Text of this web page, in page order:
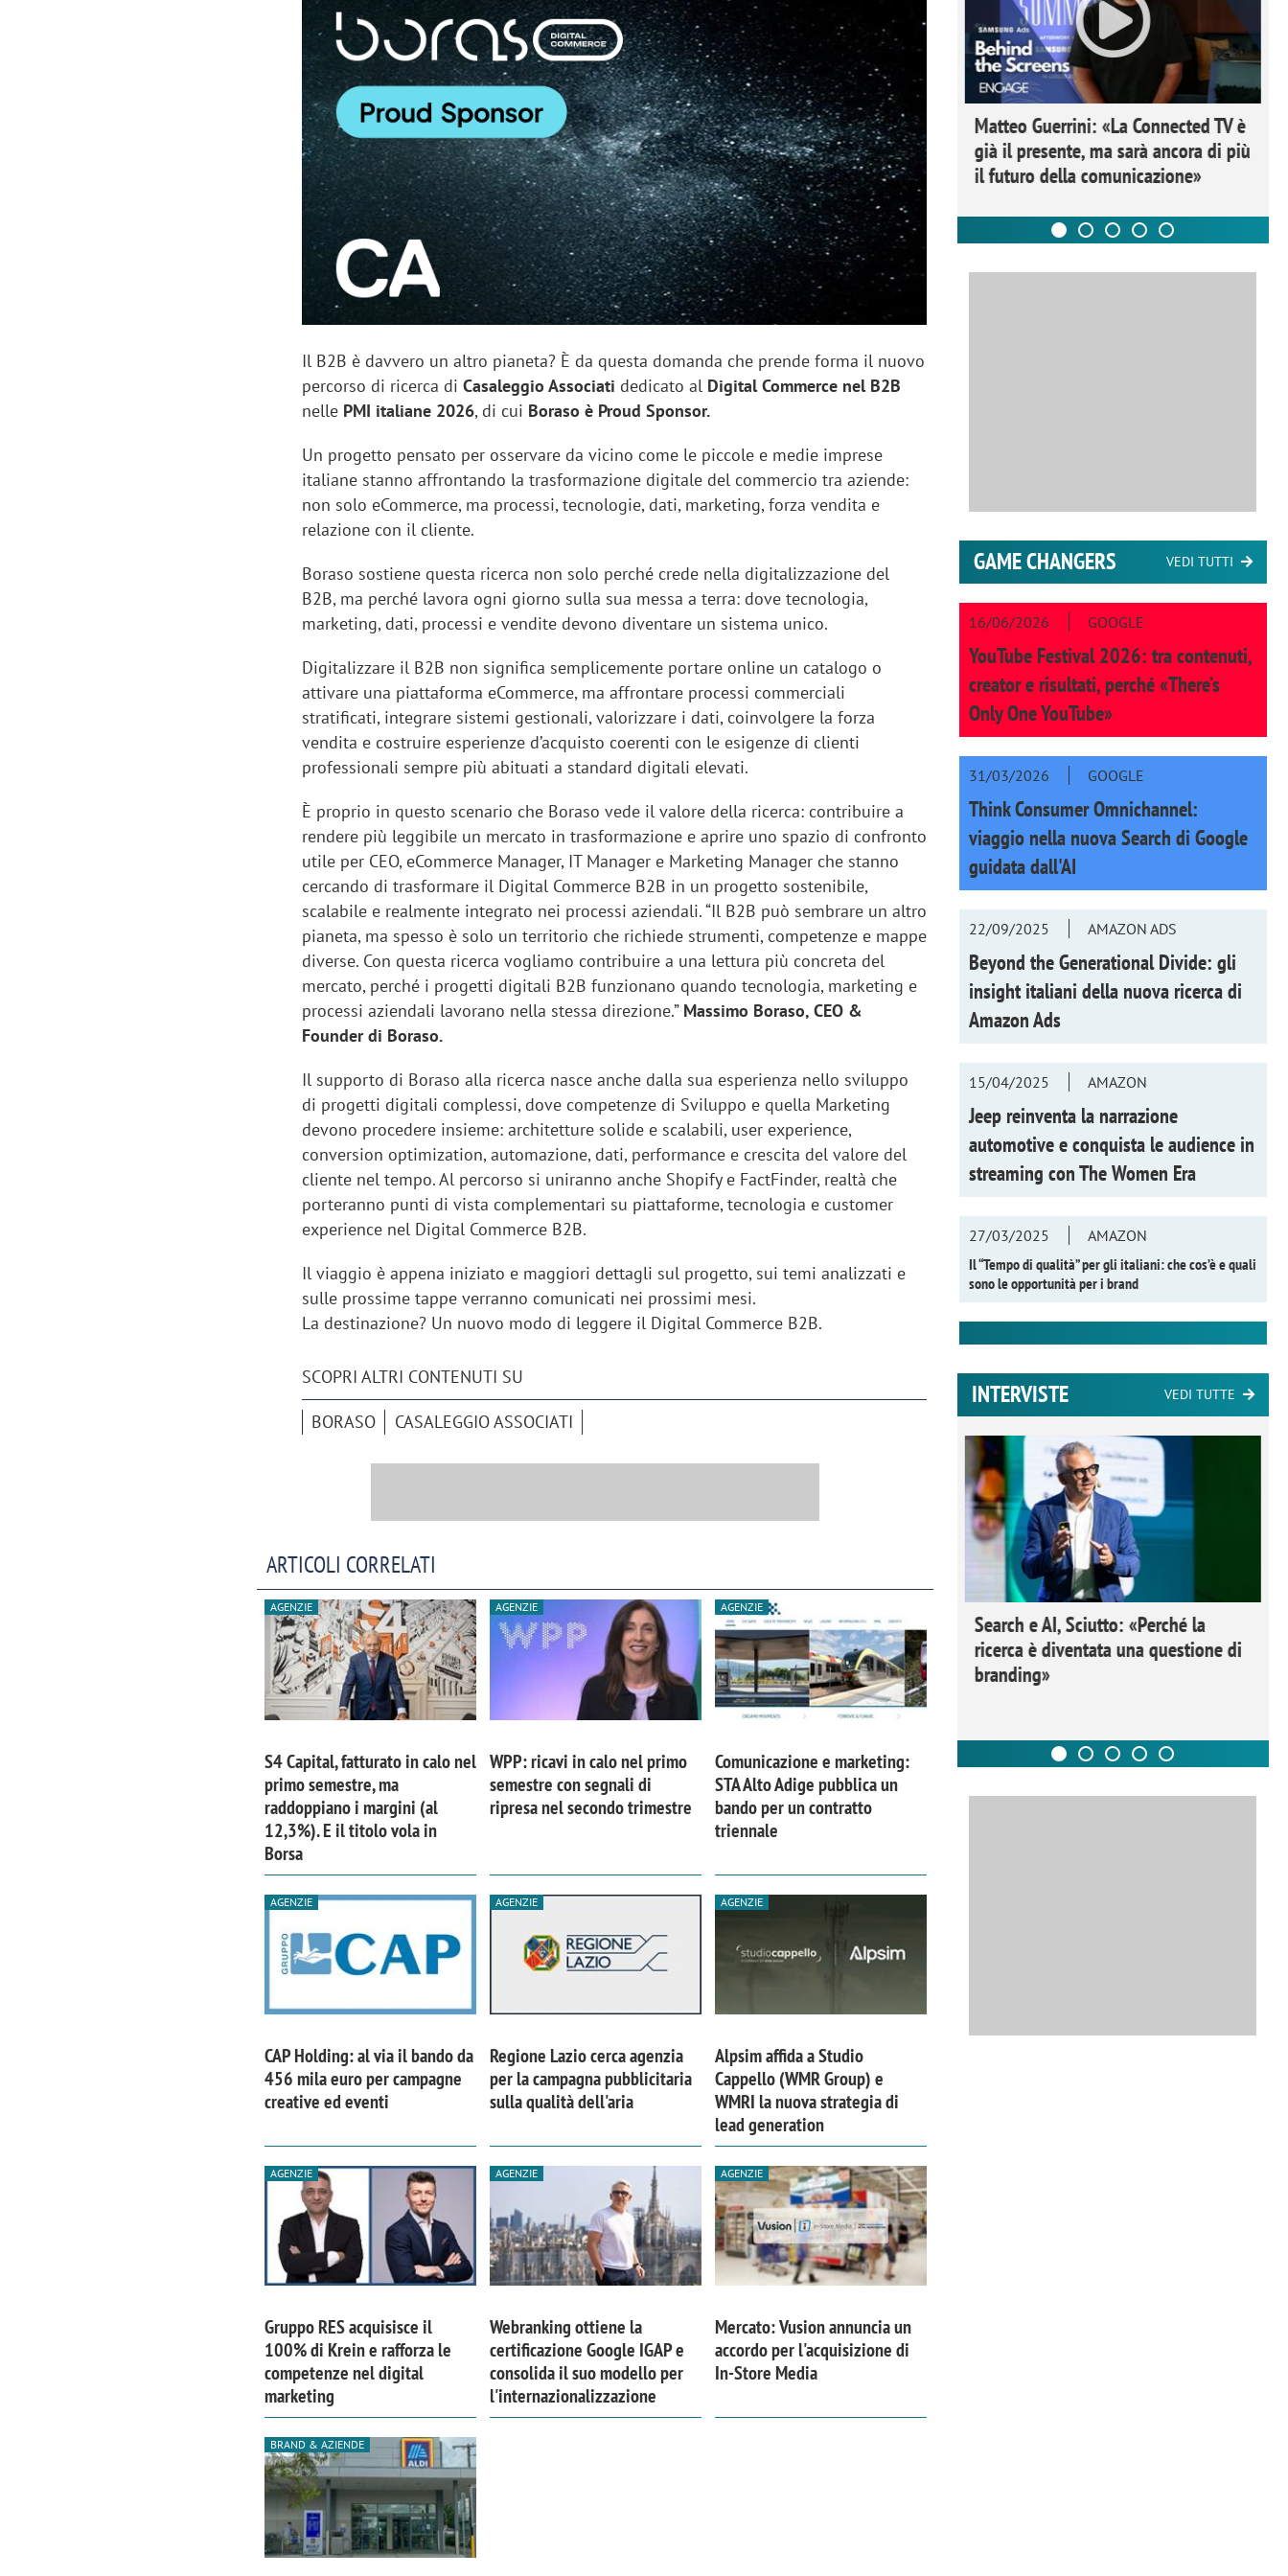
Il B2B è davvero un altro pianeta? È da questa domanda che prende forma il nuovo
percorso di ricerca di Casaleggio Associati dedicato al Digital Commerce nel B2B
nelle PMI italiane 2026, di cui Boraso è Proud Sponsor.
Un progetto pensato per osservare da vicino come le piccole e medie imprese
italiane stanno affrontando la trasformazione digitale del commercio tra aziende:
non solo eCommerce, ma processi, tecnologie, dati, marketing, forza vendita e
relazione con il cliente.
Boraso sostiene questa ricerca non solo perché crede nella digitalizzazione del
B2B, ma perché lavora ogni giorno sulla sua messa a terra: dove tecnologia,
marketing, dati, processi e vendite devono diventare un sistema unico.
Digitalizzare il B2B non significa semplicemente portare online un catalogo o
attivare una piattaforma eCommerce, ma affrontare processi commerciali
stratificati, integrare sistemi gestionali, valorizzare i dati, coinvolgere la forza
vendita e costruire esperienze d’acquisto coerenti con le esigenze di clienti
professionali sempre più abituati a standard digitali elevati.
È proprio in questo scenario che Boraso vede il valore della ricerca: contribuire a
rendere più leggibile un mercato in trasformazione e aprire uno spazio di confronto
utile per CEO, eCommerce Manager, IT Manager e Marketing Manager che stanno
cercando di trasformare il Digital Commerce B2B in un progetto sostenibile,
scalabile e realmente integrato nei processi aziendali. “Il B2B può sembrare un altro
pianeta, ma spesso è solo un territorio che richiede strumenti, competenze e mappe
diverse. Con questa ricerca vogliamo contribuire a una lettura più concreta del
mercato, perché i progetti digitali B2B funzionano quando tecnologia, marketing e
processi aziendali lavorano nella stessa direzione.” Massimo Boraso, CEO &
Founder di Boraso.
Il supporto di Boraso alla ricerca nasce anche dalla sua esperienza nello sviluppo
di progetti digitali complessi, dove competenze di Sviluppo e quella Marketing
devono procedere insieme: architetture solide e scalabili, user experience,
conversion optimization, automazione, dati, performance e crescita del valore del
cliente nel tempo. Al percorso si uniranno anche Shopify e FactFinder, realtà che
porteranno punti di vista complementari su piattaforme, tecnologia e customer
experience nel Digital Commerce B2B.
Il viaggio è appena iniziato e maggiori dettagli sul progetto, sui temi analizzati e
sulle prossime tappe verranno comunicati nei prossimi mesi.
La destinazione? Un nuovo modo di leggere il Digital Commerce B2B.
SCOPRI ALTRI CONTENUTI SU
BORASO CASALEGGIO ASSOCIATI
ARTICOLI CORRELATI
AGENZIE
S4 Capital, fatturato in calo nel
primo semestre, ma
raddoppiano i margini (al
12,3%). E il titolo vola in
Borsa
AGENZIE
WPP: ricavi in calo nel primo
semestre con segnali di
ripresa nel secondo trimestre
AGENZIE
Comunicazione e marketing:
STA Alto Adige pubblica un
bando per un contratto
triennale
AGENZIE
CAP Holding: al via il bando da
456 mila euro per campagne
creative ed eventi
AGENZIE
Regione Lazio cerca agenzia
per la campagna pubblicitaria
sulla qualità dell'aria
AGENZIE
Alpsim affida a Studio
Cappello (WMR Group) e
WMRI la nuova strategia di
lead generation
AGENZIE
Gruppo RES acquisisce il
100% di Krein e rafforza le
competenze nel digital
marketing
AGENZIE
Webranking ottiene la
certificazione Google IGAP e
consolida il suo modello per
l'internazionalizzazione
AGENZIE
Mercato: Vusion annuncia un
accordo per l'acquisizione di
In-Store Media
BRAND & AZIENDE
Manassero, Samsung Ads: «Con Total
Perez, Samsung Ads: «L'Italia è un
mercato strategico e continuerà a
crescere»
Networking agli eventi: come la
startup Kicè punta a eliminare lo
"spreco di relazioni"
Matteo Guerrini: «La Connected TV è
già il presente, ma sarà ancora di più
il futuro della comunicazione»
GAME CHANGERS VEDI TUTTI
16/06/2026 GOOGLE
YouTube Festival 2026: tra contenuti,
creator e risultati, perché «There’s
Only One YouTube»
31/03/2026 GOOGLE
Think Consumer Omnichannel:
viaggio nella nuova Search di Google
guidata dall'AI
22/09/2025 AMAZON ADS
Beyond the Generational Divide: gli
insight italiani della nuova ricerca di
Amazon Ads
15/04/2025 AMAZON
Jeep reinventa la narrazione
automotive e conquista le audience in
streaming conThe Women Era
27/03/2025
AMAZON
Il “Tempo di qualità” per gli italiani: che cos’è e quali
sono le opportunità per i brand
INTERVISTE VEDI TUTTE
comunicazione crea un brand food:
Emanuele Viora di Deloitte Digital:
«La creatività resta centrale, l’AI deve
amplificare il talento»
Ricerche di mercato. Neri, Ipsos
Doxa: «Non basta più descrivere i
fenomeni: bisogna comprenderli e
tradurli in azioni»
Search e AI, Sciutto: «Perché la
ricerca è diventata una questione di
branding»